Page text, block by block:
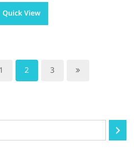
variants.
may
the
page
Quick View
1 2 3